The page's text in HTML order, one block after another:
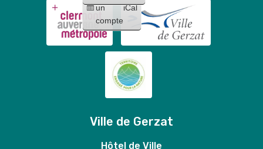
un
compte
iCal
Ville de Gerzat
Hôtel de Ville